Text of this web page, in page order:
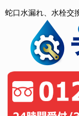
蛇口水漏れ、水栓交